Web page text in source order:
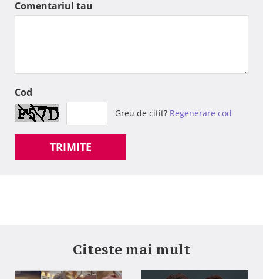
Comentariul tau
Cod
Greu de citit? Regenerare cod
TRIMITE
Citeste mai mult